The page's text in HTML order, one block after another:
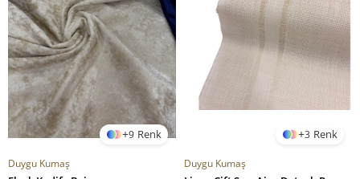
9
Duygu Kumaş
3
Duygu Kumaş